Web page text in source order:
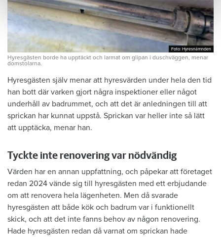
Foto: Hyresnämnden
Foto: Hyresnämnden
Hyresgästen borde ha upptäckt och larmat om glipan i duschväggen, menar
domstolarna.
Hyresgästen själv menar att hyresvärden under hela den tid
han bott där varken gjort några inspektioner eller något
underhåll av badrummet, och att det är anledningen till att
sprickan har kunnat uppstå. Sprickan var heller inte så lätt
att upptäcka, menar han.
Tyckte inte renovering var nödvändig
Värden har en annan uppfattning, och påpekar att företaget
redan 2024 vände sig till hyresgästen med ett erbjudande
om att renovera hela lägenheten. Men då svarade
hyresgästen att både kök och badrum var i funktionellt
skick, och att det inte fanns behov av någon renovering.
Hade hyresgästen redan då varnat om sprickan hade